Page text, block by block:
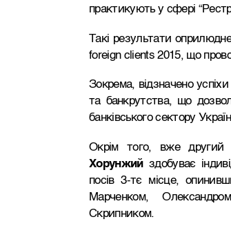
практикують у сфері
Такі результати
foreign clients 2015, що
Зокрема, відзначено
та банкрутства, що
банківського сектору
Окрім того, вже другий
Хорунжийздобуває
посів 3-тє місце,
Марченком,
Скрипником.